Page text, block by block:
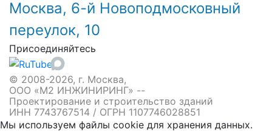
Москва, 6-й Новоподмосковный
переулок, 10
Присоединяйтесь
© 2008-2026, г. Москва,
ООО «М2 ИНЖИНИРИНГ» --
Проектирование и строительство зданий
ИНН 7743767514 / ОГРН 1107746028851
Мы используем файлы cookie для хранения данных.